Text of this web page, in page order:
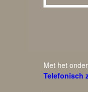
Met het
Telefonisch